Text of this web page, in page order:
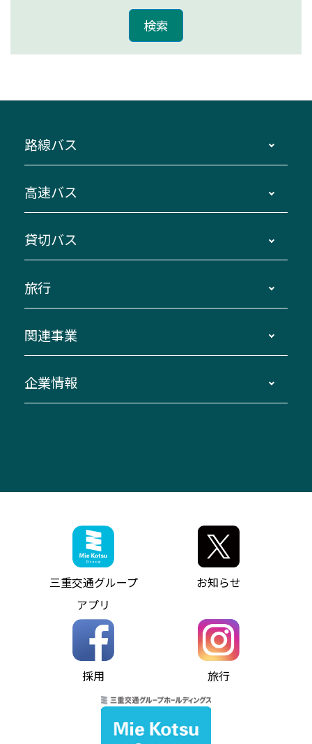
路線バス
主要停留所案内図・時刻表
路線バスのご利用方法
三重交通接近情報バスロケーションシステム
ダイヤ改正情報
迂回・休止について
臨時バスについて
伊勢二見鳥羽周遊バスCANばす
「みえブルーライン」（三重大学病院直通バ
神都ライナー
ミジュマルのラッピングバス（鈴鹿管内）
参宮バス
神都バス
パールシャトル
バス情報の見える化
コミュニティバス
バス・タクシー交通広告
異常事態発生時のお願い
高速バス
南紀・VISON～横浜・東京・埼玉
伊賀～名古屋
南紀～VISON～名古屋
湯の山温泉～名古屋
桑名・長島温泉・金城ふ頭駅～中部国際空港
（休止中）
お客様駐車場のご案内
アイコンの説明
インターネット予約
よくあるご質問
お問い合わせ
貸切バス
貸切バスのご利用について
お問い合わせ
旅行
貸切バス団体旅行
美し国周遊ばす
関連事業
自家用自動車車両運行管理
ザ・バスコレクション三重交通バスセット
三重交通公式グッズ
企業情報
ファンコーナー
お問い合わせ
お知らせ・最新情報一覧
ニュースリリース
お問い合わせ
個人情報保護方針
ソーシャルメディア運用ポリシー
ホームページのご利用にあたって
Notes for Using this Website
三重交通グループ
アプリ
お知らせ
採用 旅行